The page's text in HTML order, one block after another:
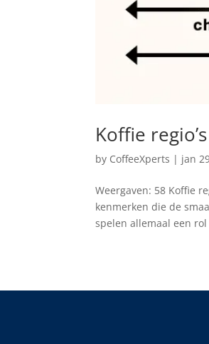
Koffie
by CoffeeXperts | jan
Weergaven: 58 Koffie
kenmerken die de
spelen allemaal een